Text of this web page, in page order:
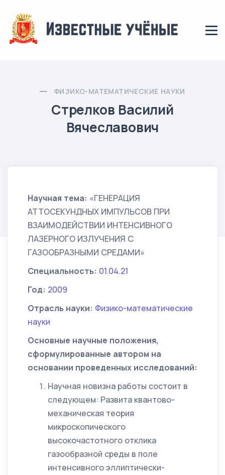
ФИЗИКО-МАТЕМАТИЧЕСКИЕ НАУКИ
Стрелков Василий
Вячеславович
Научная тема: «ГЕНЕРАЦИЯ
АТТОСЕКУНДНЫХ ИМПУЛЬСОВ ПРИ
ВЗАИМОДЕЙСТВИИ ИНТЕНСИВНОГО
ЛАЗЕРНОГО ИЗЛУЧЕНИЯ С
ГАЗООБРАЗНЫМИ СРЕДАМИ»
Специальность: 01.04.21
Год: 2009
Отрасль науки: Физико-математические
науки
Основные научные положения,
сформулированные автором на
основании проведенных исследований:
Научная новизна работы состоит в
следующем: Развита квантово-
механическая теория
микроскопического
высокочастотного отклика
газообразной среды в поле
интенсивного эллиптически-